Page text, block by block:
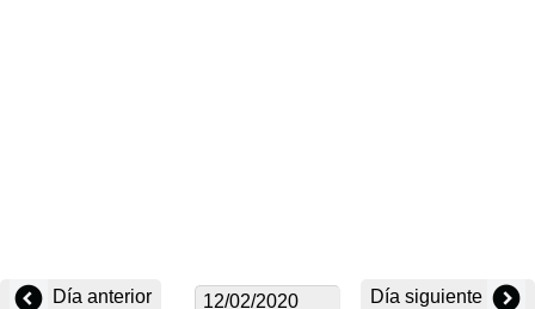
Día anterior Día siguiente